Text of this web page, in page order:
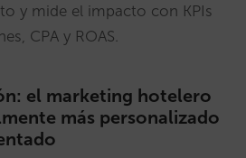
y mide el impacto con KPIs
CPA y ROAS.
el marketing hotelero
más personalizado